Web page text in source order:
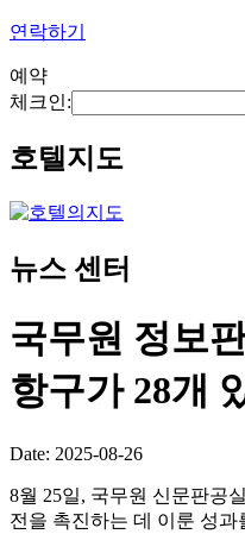
연락하기
예약
체크인:
호텔지도
뉴스 센터
국무원 정보
항구가 28개
Date: 2025-08-26
8월 25일, 국무원 신문판공
전을 촉진하는 데 이룬 성